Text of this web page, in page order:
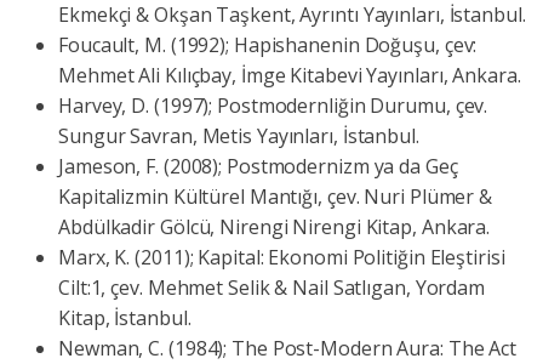
Ekmekçi & Okşan Taşkent, Ayrıntı Yayınları, İstanbul.
Foucault, M. (1992); Hapishanenin Doğuşu, çev:
Mehmet Ali Kılıçbay, İmge Kitabevi Yayınları, Ankara.
Harvey, D. (1997); Postmodernliğin Durumu, çev.
Sungur Savran, Metis Yayınları, İstanbul.
Jameson, F. (2008); Postmodernizm ya da Geç
Kapitalizmin Kültürel Mantığı, çev. Nuri Plümer &
Abdülkadir Gölcü, Nirengi Nirengi Kitap, Ankara.
Marx, K. (2011); Kapital: Ekonomi Politiğin Eleştirisi
Cilt:1, çev. Mehmet Selik & Nail Satlıgan, Yordam
Kitap, İstanbul.
Newman, C. (1984); The Post-Modern Aura: The Act